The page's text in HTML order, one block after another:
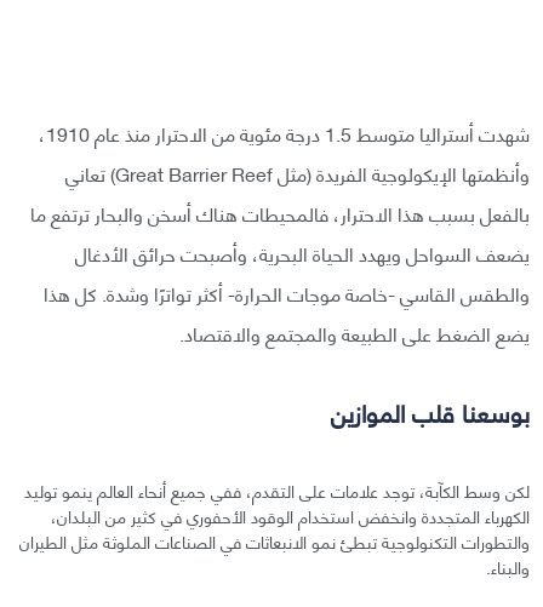
شهدت أستراليا متوسط 1.5 درجة مئوية من الاحترار منذ عام 1910،
وأنظمتها الإيكولوجية الفريدة (مثل Great Barrier Reef) تعاني
بالفعل بسبب هذا الاحترار، فالمحيطات هناك أسخن والبحار ترتفع ما
يضعف السواحل ويهدد الحياة البحرية، وأصبحت حرائق الأدغال
والطقس القاسي -خاصة موجات الحرارة- أكثر تواترًا وشدة. كل هذا
يضع الضغط على الطبيعة والمجتمع والاقتصاد.
بوسعنا قلب الموازين
لكن وسط الكآبة، توجد علامات على التقدم، ففي جميع أنحاء العالم ينمو توليد
الكهرباء المتجددة وانخفض استخدام الوقود الأحفوري في كثير من البلدان،
والتطورات التكنولوجية تبطئ نمو الانبعاثات في الصناعات الملوثة مثل الطيران
والبناء.